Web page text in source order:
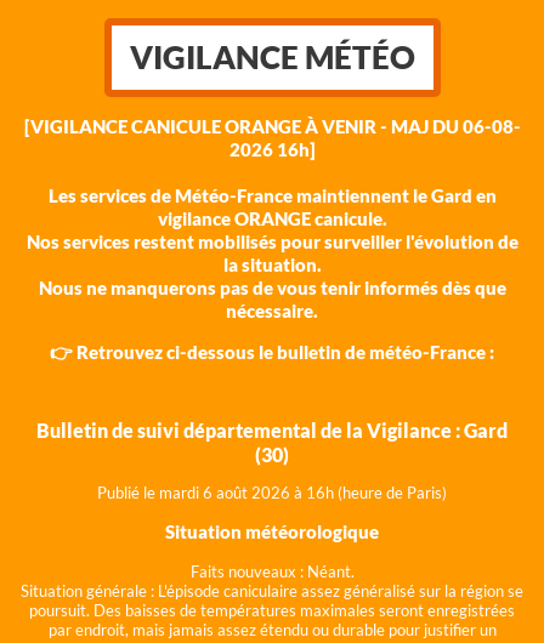
VIGILANCE MÉTÉO
[VIGILANCE CANICULE ORANGE À VENIR - MAJ DU 06-08-
2026 16h]
Les services de Météo-France maintiennent le Gard en
vigilance ORANGE canicule.
Nos services restent mobilisés pour surveiller l'évolution de
la situation.
Nous ne manquerons pas de vous tenir informés dès que
nécessaire.
👉 Retrouvez ci-dessous le bulletin de météo-France :
Bulletin de suivi départemental de la Vigilance : Gard
(30)
Publié le mardi 6 août 2026 à 16h (heure de Paris)
Situation météorologique
Faits nouveaux : Néant.
Situation générale : L'épisode caniculaire assez généralisé sur la région se
poursuit. Des baisses de températures maximales seront enregistrées
par endroit, mais jamais assez étendu ou durable pour justifier un